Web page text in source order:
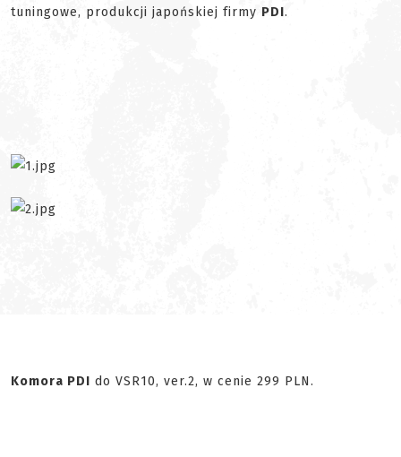
tuningowe, produkcji japońskiej firmy PDI.
Komora PDI do VSR10, ver.2, w cenie 299 PLN.